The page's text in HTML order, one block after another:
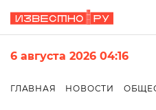
6 августа 2026 04:16
ГЛАВНАЯ НОВОСТИ